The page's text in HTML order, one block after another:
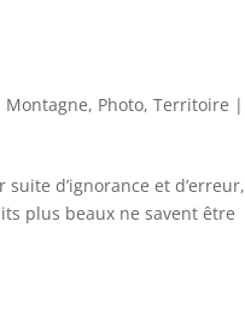
Montagne, Photo,Territoire |
d’ignorance et d’erreur,
plus beaux ne savent être